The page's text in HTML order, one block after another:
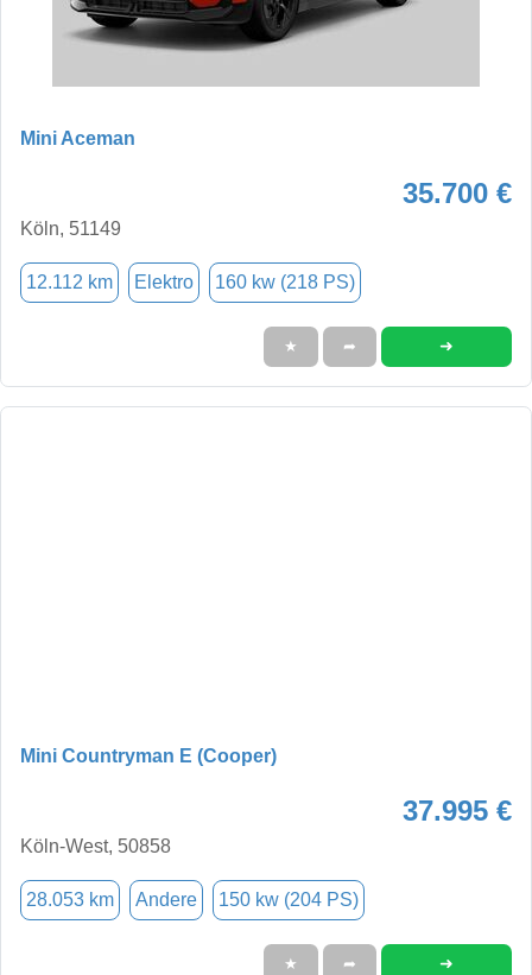
Mini Aceman
35.700 €
Köln, 51149
12.112 km Elektro 160 kw (218 PS)
★ ➦ ➜
Mini Countryman E (Cooper)
37.995 €
Köln-West, 50858
28.053 km Andere 150 kw (204 PS)
★ ➦ ➜